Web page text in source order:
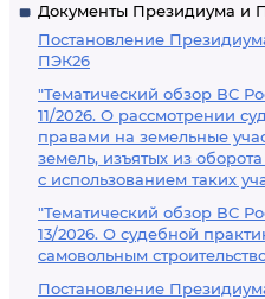
Документы Президиума и
Постановление
ПЭК26
"Тематический обзор ВС
11/2026. О рассмотрении
правами на земельные
земель, изъятых из
с использованием таких
"Тематический обзор ВС
13/2026. О судебной
самовольным
Постановление